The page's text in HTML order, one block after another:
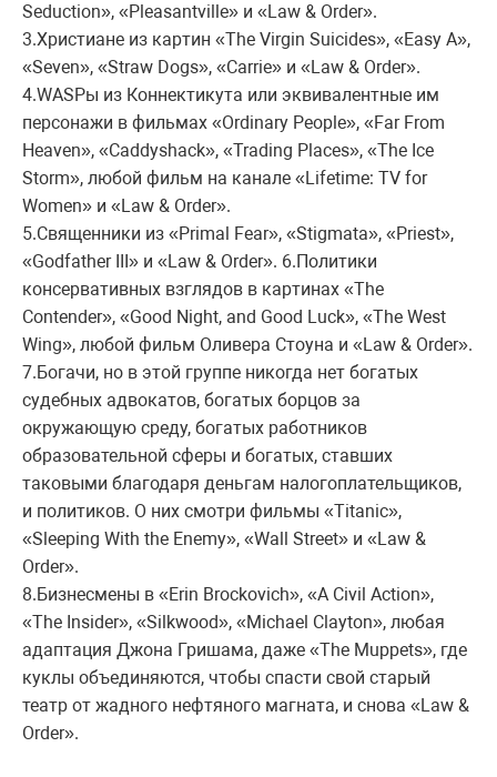
Seduction», «Pleasantville» и «Law & Order».
3.Христиане из картин «The Virgin Suicides», «Easy A»,
«Seven», «Straw Dogs», «Carrie» и «Law & Order».
4.WASPы из Коннектикута или эквивалентные им
персонажи в фильмах «Ordinary People», «Far From
Heaven», «Caddyshack», «Trading Places», «The Ice
Storm», любой фильм на канале «Lifetime: TV for
Women» и «Law & Order».
5.Священники из «Primal Fear», «Stigmata», «Priest»,
«Godfather III» и «Law & Order». 6.Политики
консервативных взглядов в картинах «The
Contender», «Good Night, and Good Luck», «The West
Wing», любой фильм Оливера Стоуна и «Law & Order».
7.Богачи, но в этой группе никогда нет богатых
судебных адвокатов, богатых борцов за
окружающую среду, богатых работников
образовательной сферы и богатых, ставших
таковыми благодаря деньгам налогоплательщиков,
и политиков. О них смотри фильмы «Titanic»,
«Sleeping With the Enemy», «Wall Street» и «Law &
Order».
8.Бизнесмены в «Erin Brockovich», «A Civil Action»,
«The Insider», «Silkwood», «Michael Clayton», любая
адаптация Джона Гришама, даже «The Muppets», где
куклы объединяются, чтобы спасти свой старый
театр от жадного нефтяного магната, и снова «Law &
Order».